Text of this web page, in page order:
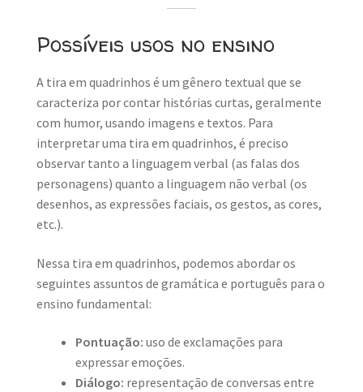
Possíveis usos no ensino
A tira em quadrinhos é um gênero textual que se
caracteriza por contar histórias curtas, geralmente
com humor, usando imagens e textos. Para
interpretar uma tira em quadrinhos, é preciso
observar tanto a linguagem verbal (as falas dos
personagens) quanto a linguagem não verbal (os
desenhos, as expressões faciais, os gestos, as cores,
etc.).
Nessa tira em quadrinhos, podemos abordar os
seguintes assuntos de gramática e português para o
ensino fundamental:
Pontuação: uso de exclamações para
expressar emoções.
Diálogo: representação de conversas entre